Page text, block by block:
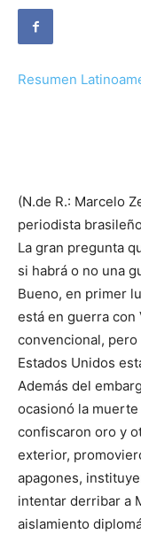
Resumen
(N.de R.: Marcelo
periodista
La gran pregunta
si habrá o no una
Bueno, en primer
está en guerra con
convencional, pero
Estados Unidos
Además del
ocasionó la
confiscaron oro y
exterior,
apagones,
intentar derribar a
aislamiento